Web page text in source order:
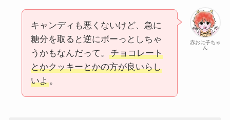
赤おに子ちゃ
ん
キャンディも悪くないけど、急に
糖分を取ると逆にボーっとしちゃ
うかもなんだって。
チョコレート
とかクッキーとかの方が良いらし
いよ。